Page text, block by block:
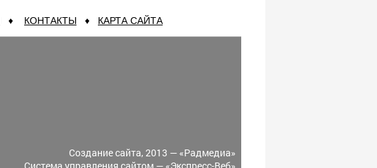
♦ КОНТАКТЫ ♦ КАРТА САЙТА
Создание сайта, 2013 — «Радмедиа»